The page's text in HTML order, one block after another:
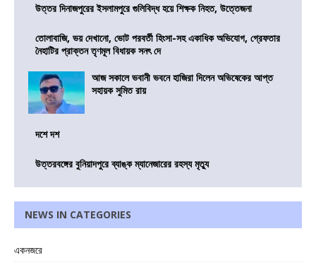
উত্তর দিনাজপুরের ইসলামপুরে গুলিবিদ্ধ হয়ে শিক্ষক নিহত, উত্তেজনা
তোলাবাজি, ভয় দেখানো, ভোট পরবর্তী হিংসা-সহ একাধিক অভিযোগ, গ্রেফতার
নৈহাটির প্রাক্তন তৃণমূল বিধায়ক সনৎ দে
আজ সকালে ভবানী ভবনে হাজিরা দিলেন অভিষেকের আপ্ত
সহায়ক সুমিত রায়
দশে দশ
উত্তরবঙ্গের বুনিয়াদপুরে ব্যাঙ্ক ম্যানেজারের রহস্য মৃত্যু
NEWS IN CATEGORIES
একনজরে